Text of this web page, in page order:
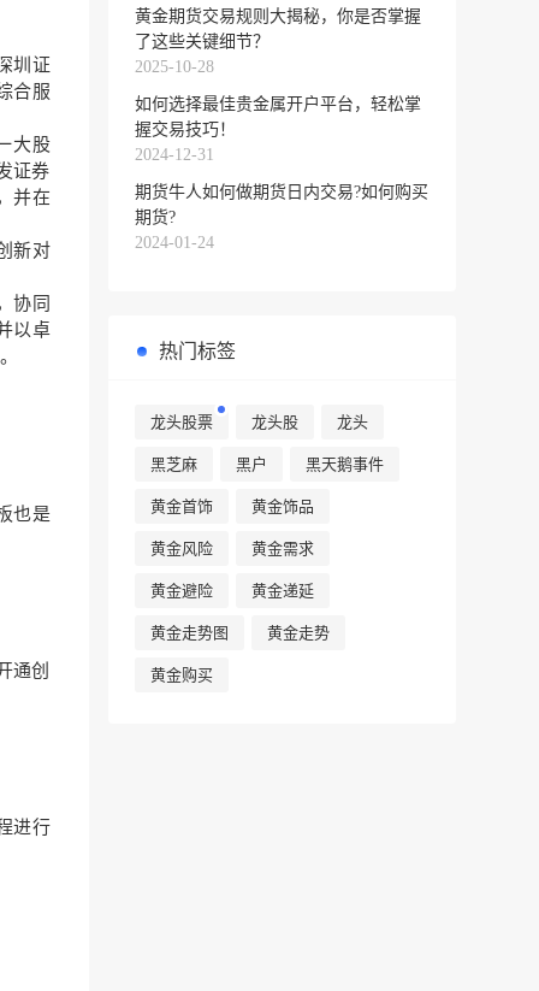
圳证
合服
大股
证券
并在
新对
协同
以卓
也是
通创
进行
黄金期货交易规则大揭秘，你是否掌握
了这些关键细节？
2025-10-28
如何选择最佳贵金属开户平台，轻松掌
握交易技巧！
2024-12-31
期货牛人如何做期货日内交易?如何购买
期货?
2024-01-24
热门标签
龙头股票 龙头股 龙头
黑芝麻 黑户 黑天鹅事件
黄金首饰 黄金饰品
黄金风险 黄金需求
黄金避险 黄金递延
黄金走势图 黄金走势
黄金购买